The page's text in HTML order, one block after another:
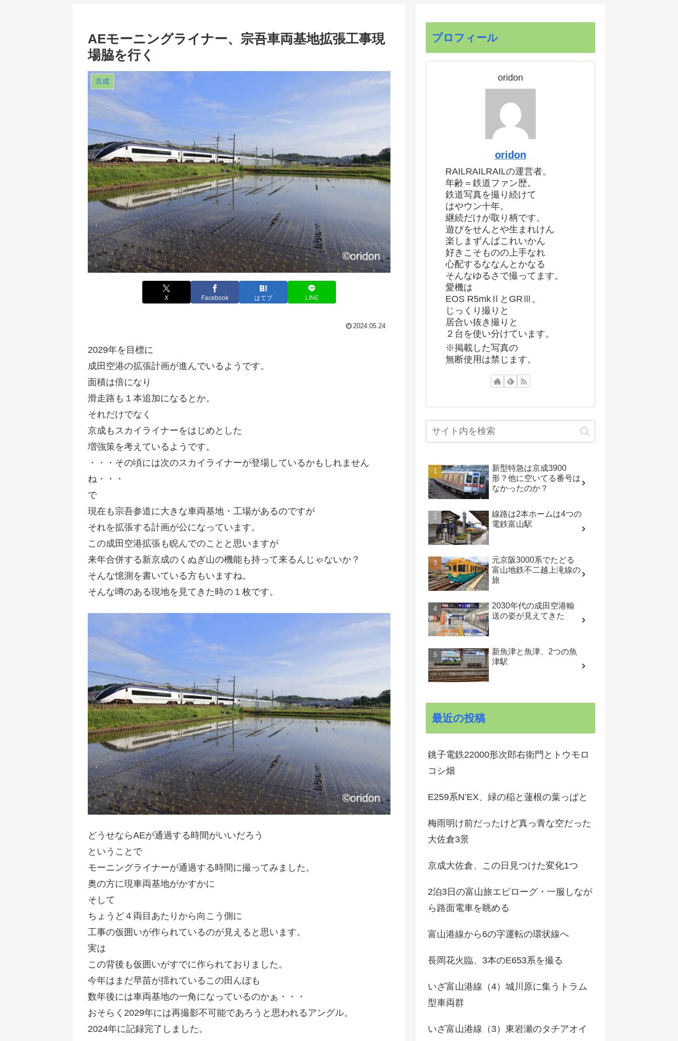
AEモーニングライナー、宗吾車両基地拡張工事現
場脇を行く
京成
X Facebook はてブ LINE
2024.05.24
2029年を目標に
成田空港の拡張計画が進んでいるようです。
面積は倍になり
滑走路も１本追加になるとか。
それだけでなく
京成もスカイライナーをはじめとした
増強策を考えているようです。
・・・その頃には次のスカイライナーが登場しているかもしれません
ね・・・
で
現在も宗吾参道に大きな車両基地・工場があるのですが
それを拡張する計画が公になっています。
この成田空港拡張も睨んでのことと思いますが
来年合併する新京成のくぬぎ山の機能も持って来るんじゃないか？
そんな憶測を書いている方もいますね。
そんな噂のある現地を見てきた時の１枚です。
どうせならAEが通過する時間がいいだろう
ということで
モーニングライナーが通過する時間に撮ってみました。
奥の方に現車両基地がかすかに
そして
ちょうど４両目あたりから向こう側に
工事の仮囲いが作られているのが見えると思います。
実は
この背後も仮囲いがすでに作られておりました。
今年はまだ早苗が揺れているこの田んぼも
数年後には車両基地の一角になっているのかぁ・・・
おそらく2029年には再撮影不可能であろうと思われるアングル。
2024年に記録完了しました。
プロフィール
oridon
oridon
RAILRAILRAILの運営者。
年齢＝鉄道ファン歴。
鉄道写真を撮り続けて
はやウン十年。
継続だけが取り柄です。
遊びをせんとや生まれけん
楽しまずんばこれいかん
好きこそものの上手なれ
心配するななんとかなる
そんなゆるさで撮ってます。
愛機は
EOS R5mkⅡとGRⅢ。
じっくり撮りと
居合い抜き撮りと
２台を使い分けています。
※掲載した写真の
無断使用は禁じます。
新型特急は京成3900
形？他に空いてる番号は
なかったのか？
線路は2本ホームは4つの
電鉄富山駅
元京阪3000系でたどる
富山地鉄不二越上滝線の
旅
2030年代の成田空港輸
送の姿が見えてきた
新魚津と魚津、2つの魚
津駅
最近の投稿
銚子電鉄22000形次郎右衛門とトウモロ
コシ畑
E259系N’EX、緑の稲と蓮根の葉っぱと
梅雨明け前だったけど真っ青な空だった
大佐倉3景
京成大佐倉、この日見つけた変化1つ
2泊3日の富山旅エピローグ・一服しなが
ら路面電車を眺める
富山港線から6の字運転の環状線へ
長岡花火臨、3本のE653系を撮る
いざ富山港線（4）城川原に集うトラム
型車両群
いざ富山港線（3）東岩瀬のタチアオイ